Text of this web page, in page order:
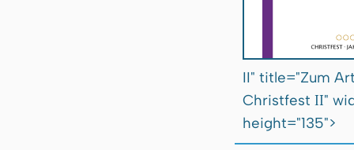
II" title="Zum
Christfest II"
height="135">